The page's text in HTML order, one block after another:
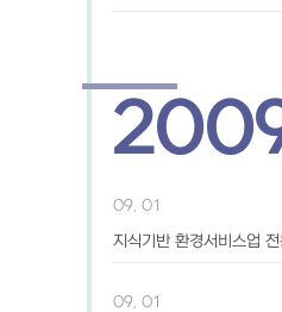
09. 01
지식기반 환경서비스업
09. 01